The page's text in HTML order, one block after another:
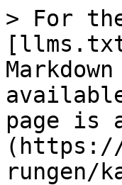
> For
page is
(https://
rungen/